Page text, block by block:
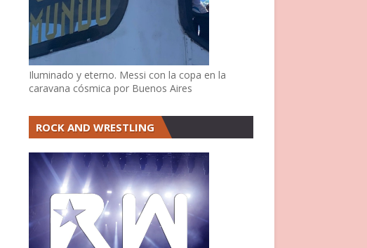
Iluminado y eterno. Messi con la copa en la
caravana cósmica por Buenos Aires
ROCK AND WRESTLING